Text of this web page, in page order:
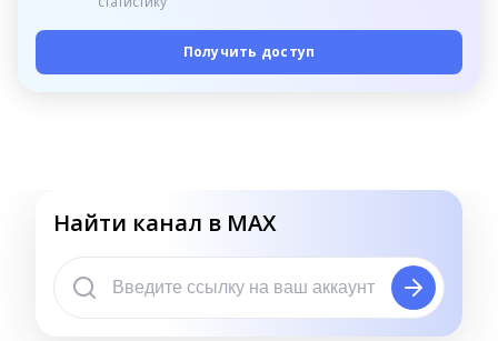
Получить доступ
Найти канал в MAX